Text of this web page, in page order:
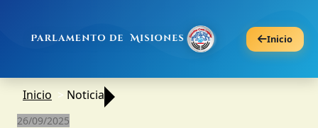
Inicio
Inicio Noticia
26/09/2025